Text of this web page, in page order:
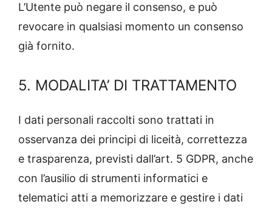
L’Utente può negare il consenso, e può
revocare in qualsiasi momento un consenso
già fornito.
5. MODALITA’ DI TRATTAMENTO
I dati personali raccolti sono trattati in
osservanza dei principi di liceità, correttezza
e trasparenza, previsti dall’art. 5 GDPR, anche
con l’ausilio di strumenti informatici e
telematici atti a memorizzare e gestire i dati